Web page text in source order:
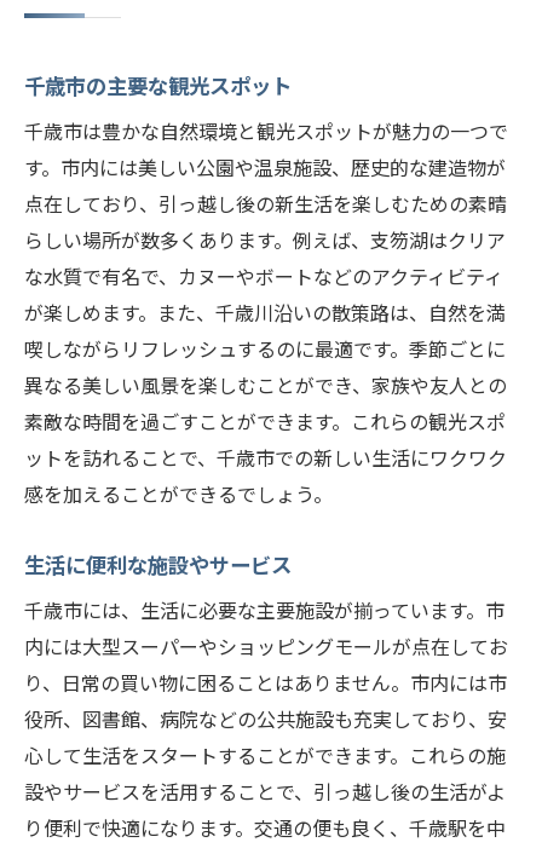
千歳市の主要な観光スポット
千歳市は豊かな自然環境と観光スポットが魅力の一つで
す。市内には美しい公園や温泉施設、歴史的な建造物が
点在しており、引っ越し後の新生活を楽しむための素晴
らしい場所が数多くあります。例えば、支笏湖はクリア
な水質で有名で、カヌーやボートなどのアクティビティ
が楽しめます。また、千歳川沿いの散策路は、自然を満
喫しながらリフレッシュするのに最適です。季節ごとに
異なる美しい風景を楽しむことができ、家族や友人との
素敵な時間を過ごすことができます。これらの観光スポ
ットを訪れることで、千歳市での新しい生活にワクワク
感を加えることができるでしょう。
生活に便利な施設やサービス
千歳市には、生活に必要な主要施設が揃っています。市
内には大型スーパーやショッピングモールが点在してお
り、日常の買い物に困ることはありません。市内には市
役所、図書館、病院などの公共施設も充実しており、安
心して生活をスタートすることができます。これらの施
設やサービスを活用することで、引っ越し後の生活がよ
り便利で快適になります。交通の便も良く、千歳駅を中